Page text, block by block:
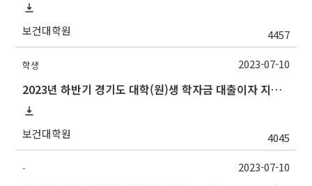
보건대학원 4457
학생
2023년 하반기 경기도 대학(원)생 학자금 대출이자 지원사업 안내
보건대학원 4045
2023-07-10
- 2023-07-10